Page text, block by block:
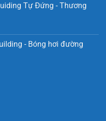
Tự Đứng - Thương
- Bóng hơi đường